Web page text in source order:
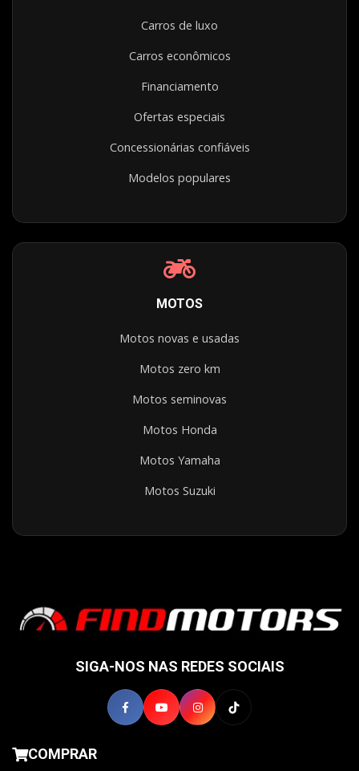
Carros de luxo
Carros econômicos
Financiamento
Ofertas especiais
Concessionárias confiáveis
Modelos populares
MOTOS
Motos novas e usadas
Motos zero km
Motos seminovas
Motos Honda
Motos Yamaha
Motos Suzuki
SIGA-NOS NAS REDES SOCIAIS
COMPRAR